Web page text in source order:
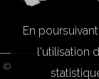
© 2026 CENTRE
En
l'utilisation